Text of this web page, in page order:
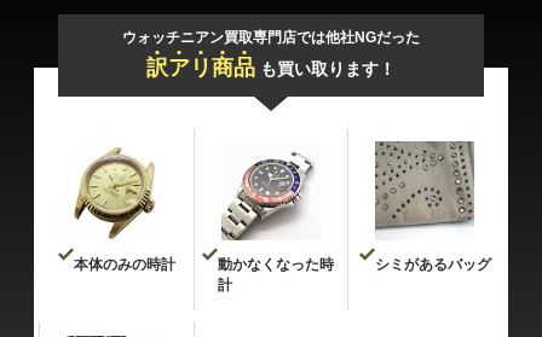
ウォッチニアン買取専門店では他社NGだった
訳アリ 商品も買い取ります！
本体のみの時計
動かなくなった時
計
シミがあるバッグ